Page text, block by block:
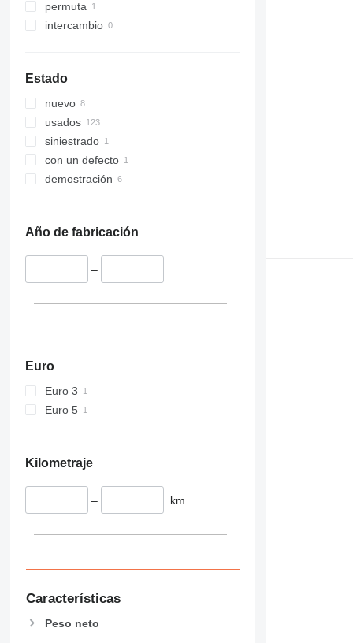
329
330
349
350
365
374
390
420
424
589
826
908
910
930
S-Series
TM
permuta
intercambio
Estado
nuevo
usados
siniestrado
con un defecto
demostración
Año de fabricación
–
Euro
Euro 3
Euro 5
Kilometraje
– km
Características
Peso neto